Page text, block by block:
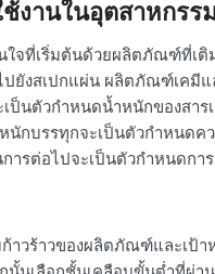
งานในอุตสาหกรร
ใจที่เริ่มต้นด้วยผลิตภัณฑ์ที่เติ
ยังสเปกแผ่น ผลิตภัณฑ์เคมีแ
ป็นตัวกำหนดน้ำหนักของสาร
นักบรรทุกจะเป็นตัวกำหนดค
ารต่อไปจะเป็นตัวกำหนดกา
าวร้าวของผลิตภัณฑ์และเป้า